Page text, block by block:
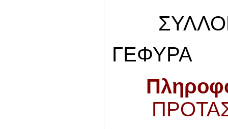

ΓΕΦΥΡΑ